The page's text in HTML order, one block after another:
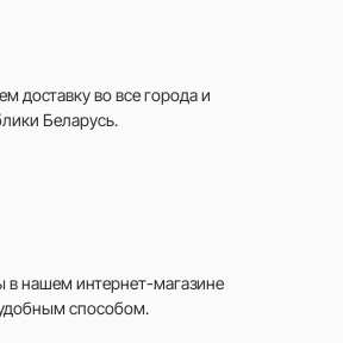
доставку во все городаи
Беларусь.
в нашем интернет-магазине
способом.